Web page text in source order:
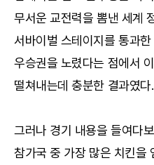
무서운 교전력을 뽐낸 세계
서바이벌 스테이지를 통과
우승권을 노렸다는 점에서
떨쳐내는데 충분한 결과였다.
그러나 경기 내용을 들여다
참가국 중 가장 많은 치킨을